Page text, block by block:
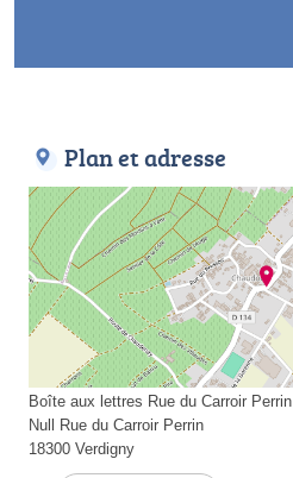
Plan et adresse
Boîte aux lettres Rue du Carroir Perrin
Null Rue du Carroir Perrin
18300 Verdigny